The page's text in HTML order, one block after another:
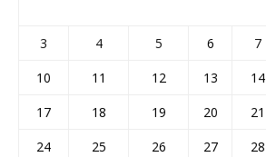
3
4 5 6 7
10
11 12 13 14
17
18 19 20 21
24
25 26 27 28